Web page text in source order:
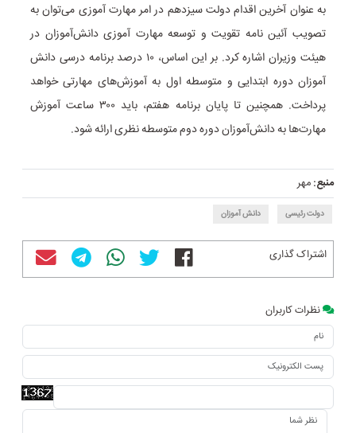
به عنوان آخرین اقدام دولت سیزدهم در امر مهارت آموزی می‌توان به
تصویب آئین نامه تقویت و توسعه مهارت آموزی دانش‌آموزان در
هیئت وزیران اشاره کرد. بر این اساس، ۱۰ درصد برنامه درسی دانش
آموزان دوره ابتدایی و متوسطه اول به آموزش‌های مهارتی خواهد
پرداخت. همچنین تا پایان برنامه هفتم، باید ۳۰۰ ساعت آموزش
مهارت‌ها به دانش‌آموزان دوره دوم متوسطه نظری ارائه شود.
منبع:مهر
دولت رئیسی دانش آموزان
اشتراک گذاری
نظرات کاربران